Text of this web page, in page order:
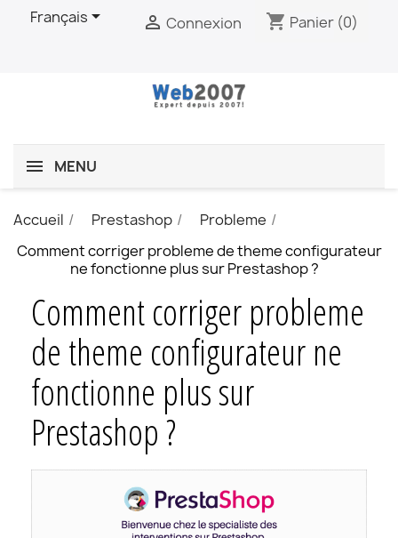
Français  Connexion shopping_cart Panier (0)
MENU
Accueil Prestashop
Probleme
Comment corriger probleme de theme configurateur
ne fonctionne plus sur Prestashop ?
Comment corriger probleme
de theme configurateur ne
fonctionne plus sur
Prestashop ?